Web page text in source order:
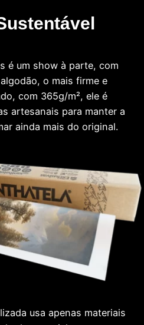
é um show à parte, com
o mais firme e
com 365g/m², ele é
artesanais para manter a
ainda mais do original.
usa apenas materiais